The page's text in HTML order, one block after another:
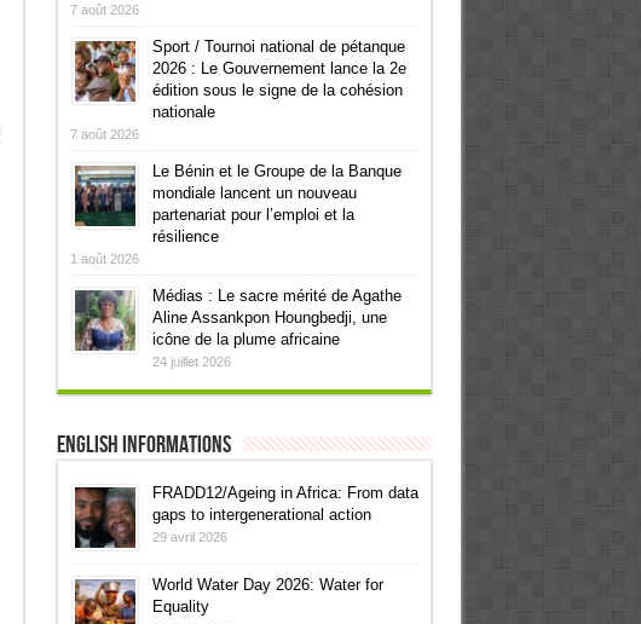
7 août 2026
Sport / Tournoi national de pétanque
2026 : Le Gouvernement lance la 2e
édition sous le signe de la cohésion
nationale
7 août 2026
Le Bénin et le Groupe de la Banque
mondiale lancent un nouveau
partenariat pour l’emploi et la
résilience
1 août 2026
Médias : Le sacre mérité de Agathe
Aline Assankpon Houngbedji, une
icône de la plume africaine
24 juillet 2026
English informations
FRADD12/Ageing in Africa: From data
gaps to intergenerational action
29 avril 2026
World Water Day 2026: Water for
Equality